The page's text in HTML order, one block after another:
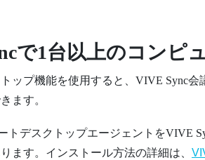
で1台以上のコンピ
ップ機能を使用すると、 VIVE Sync会
ます。
トデスクトップエージェント をVIVE
ます。インストール方法の詳細は、